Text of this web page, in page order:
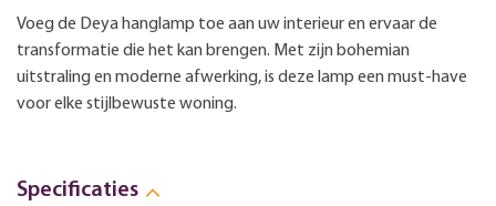
Voeg de Deya hanglamp toe aan uw interieur en ervaar de
transformatie die het kan brengen. Met zijn bohemian
uitstraling en moderne afwerking, is deze lamp een must-have
voor elke stijlbewuste woning.
Specificaties